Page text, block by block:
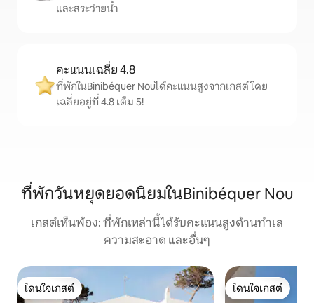
และสระว่ายน้ำ
คะแนนเฉลี่ย 4.8
ที่พักในBinibéquer Nouได้คะแนนสูงจากเกสต์ โดย
เฉลี่ยอยู่ที่ 4.8 เต็ม 5!
ที่พักวันหยุดยอดนิยมในBinibéquer Nou
เกสต์เห็นพ้อง: ที่พักเหล่านี้ได้รับคะแนนสูงด้านทำเล
ความสะอาด และอื่นๆ
โดนใจเกสต์
โดนใจเกสต์
โดนใจเกสต์
โดนใจเกสต์